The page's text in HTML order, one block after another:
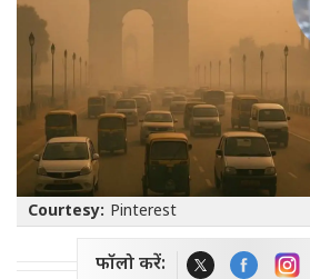
Courtesy: Pinterest
फॉलो करें: